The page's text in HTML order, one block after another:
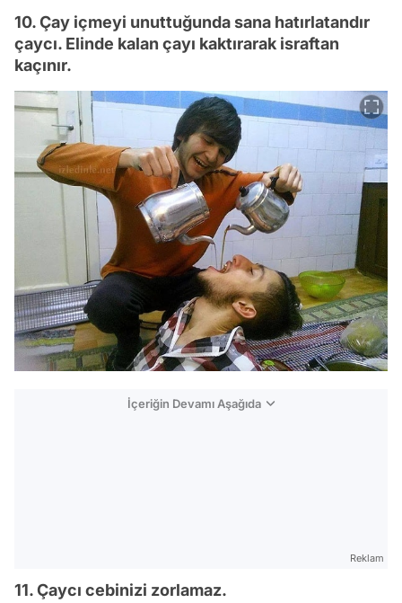
10. Çay içmeyi unuttuğunda sana hatırlatandır
çaycı. Elinde kalan çayı kaktırarak israftan
kaçınır.
İçeriğin Devamı Aşağıda
Reklam
11. Çaycı cebinizi zorlamaz.